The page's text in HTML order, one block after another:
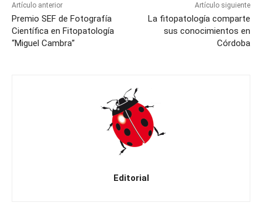
Artículo anterior
Premio SEF de Fotografía
Científica en Fitopatología
“Miguel Cambra”
Artículo siguiente
La fitopatología comparte
sus conocimientos en
Córdoba
Editorial